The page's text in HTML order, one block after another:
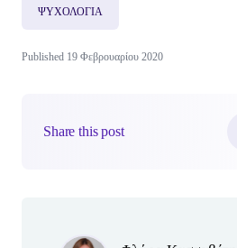
ΨΥΧΟΛΟΓΙΑ
Published 19 Φεβρουαρίου 2020
Share this post